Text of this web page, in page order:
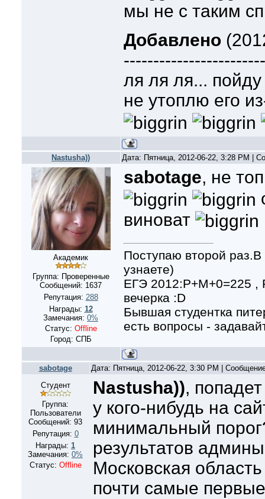
мы не с таким
Добавлено
ля ля ля...
не утоплю его
Nastusha)) Дата: Пятница, 2012-06-22, 3:28 PM |
Академик
Группа: Проверенные
Сообщений: 1637
Репутация: 288
Награды: 12
Замечания: 0%
Статус: Offline
Город: СПБ
sabotage, не
виноват
Поступаю второй
узнаете)
ЕГЭ 2012:Р+М+0=225
вечерка :D
Бывшая студентка
есть вопросы -
sabotage
Дата: Пятница, 2012-06-22, 3:30 PM |
Студент
Группа:
Пользователи
Сообщений: 93
Репутация: 0
Награды: 1
Замечания: 0%
Статус: Offline
Nastusha)),
у кого-нибудь на
минимальный
результатов
Московская
почти самые